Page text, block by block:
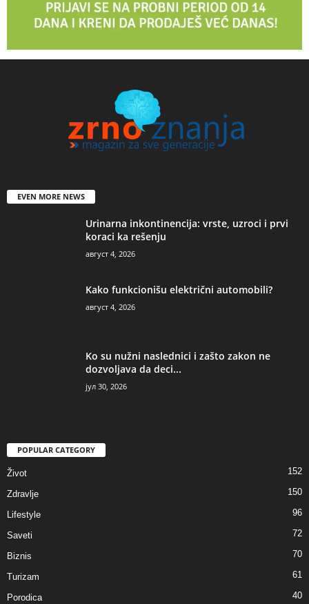
EVEN MORE NEWS
Urinarna inkontinencija: vrste, uzroci i prvi
koraci ka rešenju
август 4, 2026
Kako funkcionišu električni automobili?
август 4, 2026
Ko su nužni naslednici i zašto zakon ne
dozvoljava da deci...
јул 30, 2026
POPULAR CATEGORY
Život 152
Zdravlje 150
Lifestyle 96
Saveti 72
Biznis 70
Turizam 61
Porodica 40